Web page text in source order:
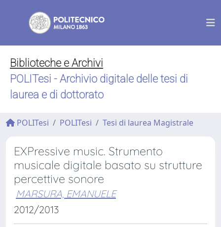
Biblioteche e Archivi
POLITesi - Archivio digitale delle tesi di
laurea e di dottorato
POLITesi POLITesi Tesi di laurea Magistrale
EXPressive music. Strumento
musicale digitale basato su strutture
percettive sonore
MARSURA, EMANUELE
2012/2013